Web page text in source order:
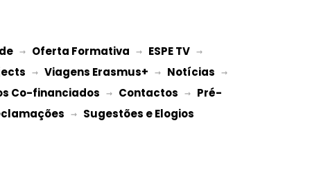
→ Oferta Formativa → ESPE TV
→ Viagens Erasmus+ → Notícias
Co-financiados → Contactos → Pré-
→ Sugestões e Elogios